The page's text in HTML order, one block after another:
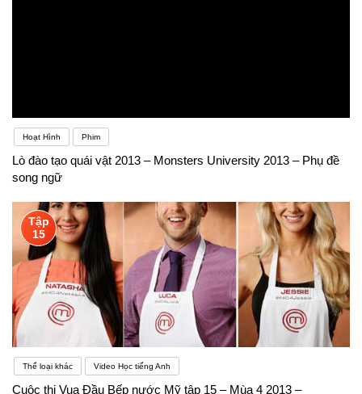
Hoạt Hình Phim
Lò đào tạo quái vật 2013 – Monsters University 2013 – Phụ đề
song ngữ
Tập
15
Thể loại khác Video Học tiếng Anh
Cuộc thi Vua Đầu Bếp nước Mỹ tập 15 – Mùa 4 2013 –